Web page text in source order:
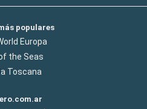
populares
Europa
the Seas
Toscana